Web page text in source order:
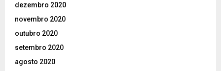
dezembro 2020
novembro 2020
outubro 2020
setembro 2020
agosto 2020